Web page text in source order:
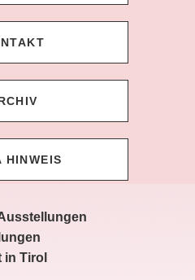
HINWEIS
in Tirol